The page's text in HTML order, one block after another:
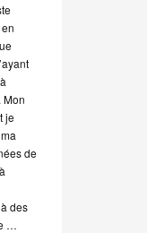
Mon
je
de
des
…